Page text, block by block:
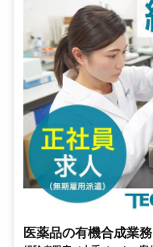
医薬品の有機合成業務